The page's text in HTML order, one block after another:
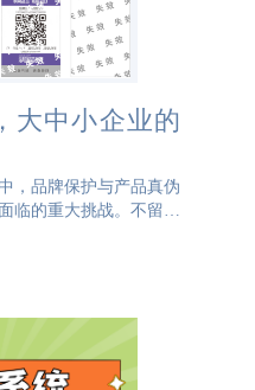
大中小企业的
，品牌保护与产品真伪
临的重大挑战。不留痕
，维护市场秩序，提升